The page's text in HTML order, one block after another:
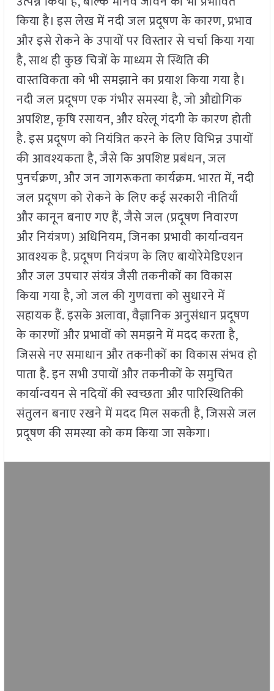
किया है। इस लेख में नदी जल प्रदूषण के कारण, प्रभाव
और इसे रोकने के उपायों पर विस्तार से चर्चा किया गया
है, साथ ही कुछ चित्रों के माध्यम से स्थिति की
वास्तविकता को भी समझाने का प्रयाश किया गया है।
नदी जल प्रदूषण एक गंभीर समस्या है, जो औद्योगिक
अपशिष्ट, कृषि रसायन, और घरेलू गंदगी के कारण होती
है. इस प्रदूषण को नियंत्रित करने के लिए विभिन्न उपायों
की आवश्यकता है, जैसे कि अपशिष्ट प्रबंधन, जल
पुनर्चक्रण, और जन जागरूकता कार्यक्रम. भारत में, नदी
जल प्रदूषण को रोकने के लिए कई सरकारी नीतियाँ
और कानून बनाए गए हैं, जैसे जल (प्रदूषण निवारण
और नियंत्रण) अधिनियम, जिनका प्रभावी कार्यान्वयन
आवश्यक है. प्रदूषण नियंत्रण के लिए बायोरेमेडिएशन
और जल उपचार संयंत्र जैसी तकनीकों का विकास
किया गया है, जो जल की गुणवत्ता को सुधारने में
सहायक हैं. इसके अलावा, वैज्ञानिक अनुसंधान प्रदूषण
के कारणों और प्रभावों को समझने में मदद करता है,
जिससे नए समाधान और तकनीकों का विकास संभव हो
पाता है. इन सभी उपायों और तकनीकों के समुचित
कार्यान्वयन से नदियों की स्वच्छता और पारिस्थितिकी
संतुलन बनाए रखने में मदद मिल सकती है, जिससे जल
प्रदूषण की समस्या को कम किया जा सकेगा।